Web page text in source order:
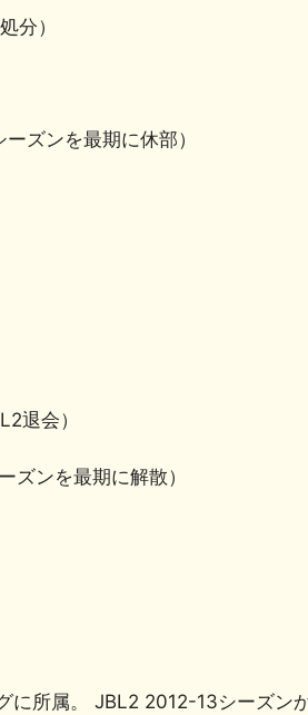
分）
ーズンを最期に休部）
退会）
ズンを最期に解散）
に所属。 JBL2 2012-13シーズン